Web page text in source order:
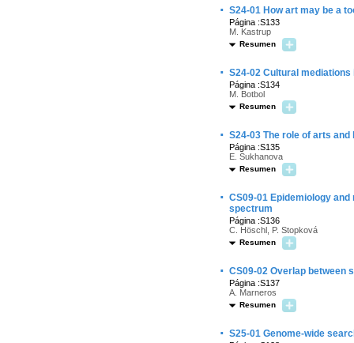
· S24-01 How art may be a
Página :S133
M. Kastrup
Resumen
· S24-02 Cultural
Página :S134
M. Botbol
Resumen
· S24-03 The role of arts
Página :S135
E. Sukhanova
Resumen
· CS09-01 Epidemiology
spectrum
Página :S136
C. Höschl, P. Stopková
Resumen
· CS09-02 Overlap between
Página :S137
A. Marneros
Resumen
· S25-01 Genome-wide